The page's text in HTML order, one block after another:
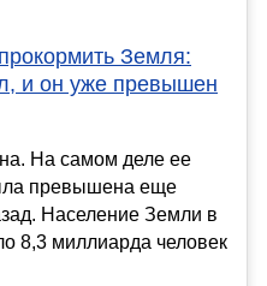
Земля:
и он уже превышен
На самом деле ее
превышена еще
Население Земли в
8,3 миллиарда человек